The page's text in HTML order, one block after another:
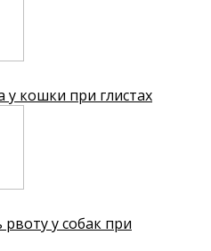
у кошки при глистах
у собак при